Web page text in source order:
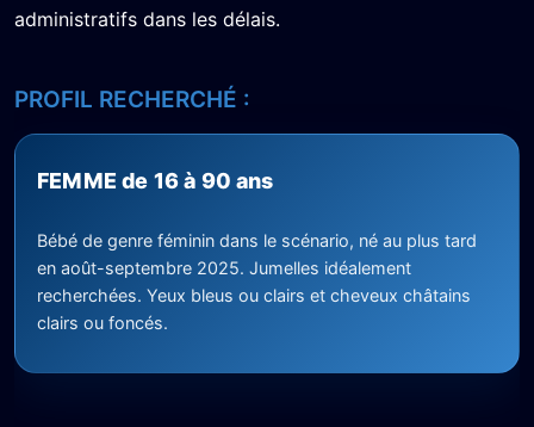
administratifs dans les délais.
PROFIL RECHERCHÉ :
FEMME de 16 à 90 ans
Bébé de genre féminin dans le scénario, né au plus tard
en août-septembre 2025. Jumelles idéalement
recherchées. Yeux bleus ou clairs et cheveux châtains
clairs ou foncés.